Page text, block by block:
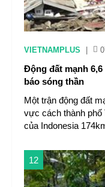
VIETNAMPLUS
Động đất mạnh
báo sóng thần
Một trận động đất
vực cách thành phố
của Indonesia
12